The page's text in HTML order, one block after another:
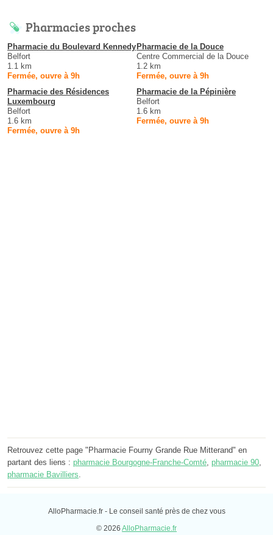
Pharmacies proches
Pharmacie du Boulevard Kennedy
Belfort
1.1 km
Fermée, ouvre à 9h
Pharmacie de la Douce
Centre Commercial de la Douce
1.2 km
Fermée, ouvre à 9h
Pharmacie des Résidences
Luxembourg
Belfort
1.6 km
Fermée, ouvre à 9h
Pharmacie de la Pépinière
Belfort
1.6 km
Fermée, ouvre à 9h
Retrouvez cette page "Pharmacie Fourny Grande Rue Mitterand" en
partant des liens : pharmacie Bourgogne-Franche-Comté, pharmacie 90,
pharmacie Bavilliers.
AlloPharmacie.fr - Le conseil santé près de chez vous
© 2026 AlloPharmacie.fr